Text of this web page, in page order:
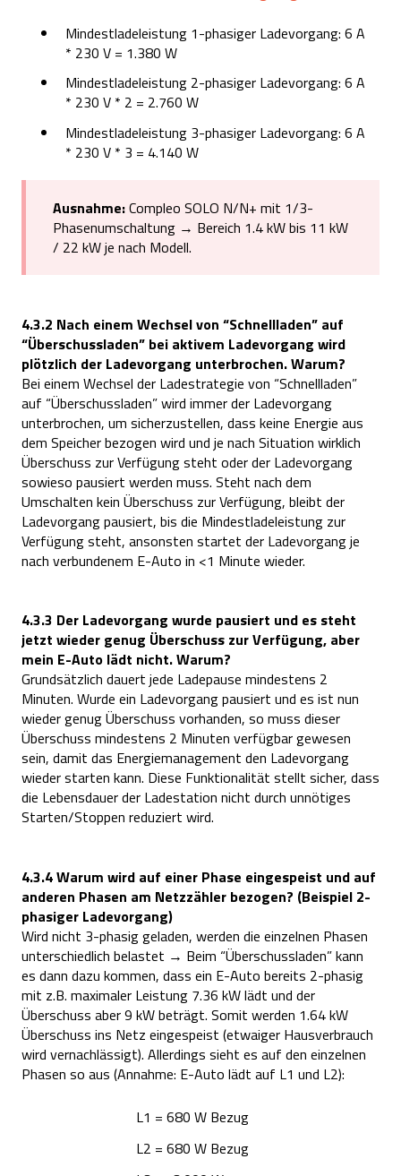
Mindestladeleistung 1-phasiger Ladevorgang: 6 A
* 230 V = 1.380 W
Mindestladeleistung 2-phasiger Ladevorgang: 6 A
* 230 V * 2 = 2.760 W
Mindestladeleistung 3-phasiger Ladevorgang: 6 A
* 230 V * 3 = 4.140 W
Ausnahme:Compleo SOLO N/N+ mit 1/3-
Phasenumschaltung → Bereich 1.4 kW bis 11 kW
/ 22 kW je nach Modell.
4.3.2 Nach einem Wechsel von “Schnellladen” auf
“Überschussladen” bei aktivem Ladevorgang wird
plötzlich der Ladevorgang unterbrochen. Warum?
Bei einem Wechsel der Ladestrategie von “Schnellladen”
auf “Überschussladen” wird immer der Ladevorgang
unterbrochen, um sicherzustellen, dass keine Energie aus
dem Speicher bezogen wird und je nach Situation wirklich
Überschuss zur Verfügung steht oder der Ladevorgang
sowieso pausiert werden muss. Steht nach dem
Umschalten kein Überschuss zur Verfügung, bleibt der
Ladevorgang pausiert, bis die Mindestladeleistung zur
Verfügung steht, ansonsten startet der Ladevorgang je
nach verbundenem E-Auto in <1 Minute wieder.
4.3.3 Der Ladevorgang wurde pausiert und es steht
jetzt wieder genug Überschuss zur Verfügung, aber
mein E-Auto lädt nicht. Warum?
Grundsätzlich dauert jede Ladepause mindestens 2
Minuten. Wurde ein Ladevorgang pausiert und es ist nun
wieder genug Überschuss vorhanden, so muss dieser
Überschuss mindestens 2 Minuten verfügbar gewesen
sein, damit das Energiemanagement den Ladevorgang
wieder starten kann. Diese Funktionalität stellt sicher, dass
die Lebensdauer der Ladestation nicht durch unnötiges
Starten/Stoppen reduziert wird.
4.3.4 Warum wird auf einer Phase eingespeist und auf
anderen Phasen am Netzzähler bezogen? (Beispiel 2-
phasiger Ladevorgang)
Wird nicht 3-phasig geladen, werden die einzelnen Phasen
unterschiedlich belastet → Beim “Überschussladen” kann
es dann dazu kommen, dass ein E-Auto bereits 2-phasig
mit z.B. maximaler Leistung 7.36 kW lädt und der
Überschuss aber 9 kW beträgt. Somit werden 1.64 kW
Überschuss ins Netz eingespeist (etwaiger Hausverbrauch
wird vernachlässigt). Allerdings sieht es auf den einzelnen
Phasen so aus (Annahme: E-Auto lädt auf L1 und L2):
L1 = 680 W Bezug
L2 = 680 W Bezug